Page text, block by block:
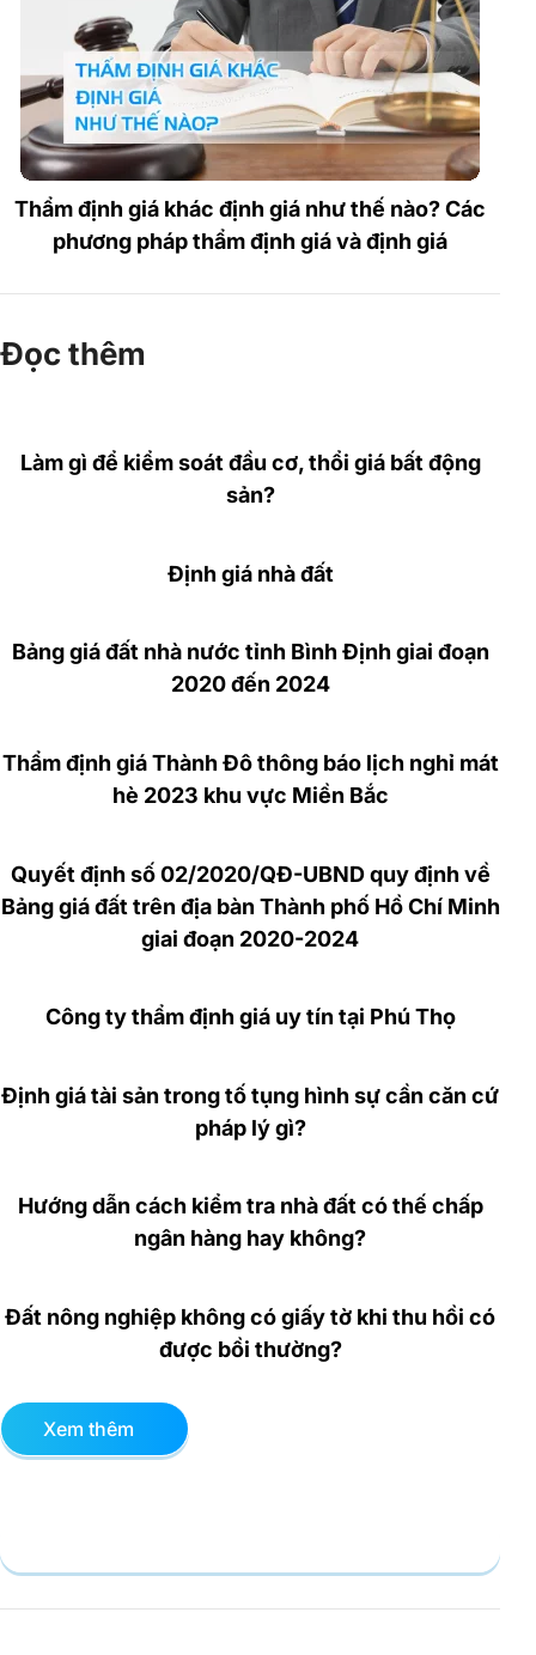
Thẩm định giá khác định giá như thế nào? Các
phương pháp thẩm định giá và định giá
Đọc thêm
Làm gì để kiểm soát đầu cơ, thổi giá bất động
sản?
Định giá nhà đất
Bảng giá đất nhà nước tỉnh Bình Định giai đoạn
2020 đến 2024
Thẩm định giá Thành Đô thông báo lịch nghỉ mát
hè 2023 khu vực Miền Bắc
Quyết định số 02/2020/QĐ-UBND quy định về
Bảng giá đất trên địa bàn Thành phố Hồ Chí Minh
giai đoạn 2020-2024
Công ty thẩm định giá uy tín tại Phú Thọ
Định giá tài sản trong tố tụng hình sự cần căn cứ
pháp lý gì?
Hướng dẫn cách kiểm tra nhà đất có thế chấp
ngân hàng hay không?
Đất nông nghiệp không có giấy tờ khi thu hồi có
được bồi thường?
Xem thêm